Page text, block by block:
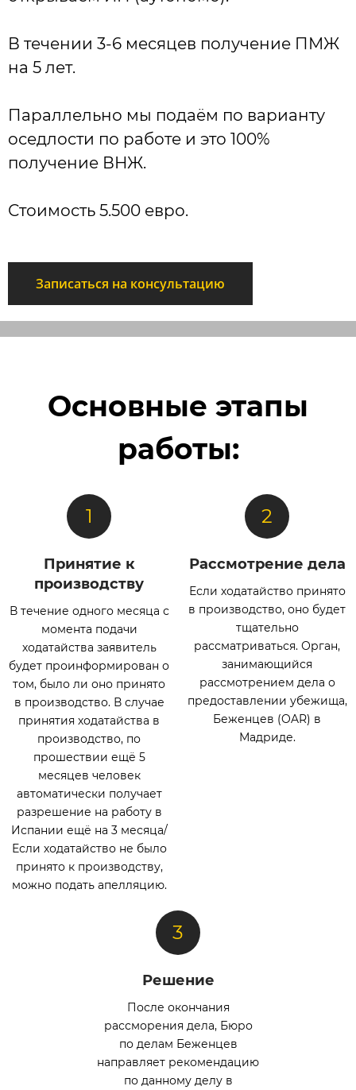
В течении 3-6 месяцев получение ПМЖ
на 5 лет.
Параллельно мы подаём по варианту
оседлости по работе и это 100%
получение ВНЖ.
Стоимость 5.500 евро.
Записаться на консультацию
Основные этапы
работы:
Принятие к
производству
В течение одного месяца с
момента подачи
ходатайства заявитель
будет проинформирован о
том, было ли оно принято
в производство. В случае
принятия ходатайства в
производство, по
прошествии ещё 5
месяцев человек
автоматически получает
разрешение на работу в
Испании ещё на 3 месяца/
Если ходатайство не было
принято к производству,
можно подать апелляцию.
Рассмотрение дела
Если ходатайство принято
в производство, оно будет
тщательно
рассматриваться. Орган,
занимающийся
рассмотрением дела о
предоставлении убежища,
Беженцев (OAR) в
Мадриде.
Решение
После окончания
рассморения дела, Бюро
по делам Беженцев
направляет рекомендацию
по данному делу в